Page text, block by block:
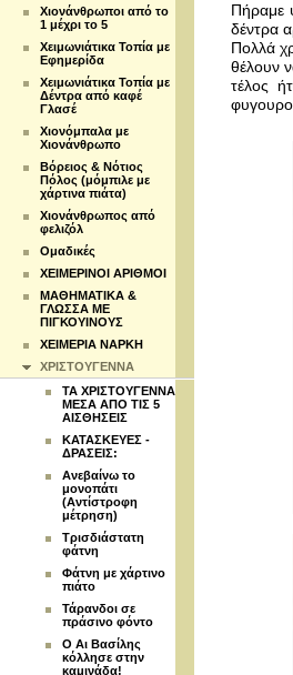
Πήραμε
δέντρα
Πολλά
θέλουν
τέλος
Χιονάνθρωποι από το
1 μέχρι το 5
Χειμωνιάτικα Τοπία με
Εφημερίδα
Χειμωνιάτικα Τοπία με
Δέντρα από καφέ
Γλασέ
Χιονόμπαλα με
Χιονάνθρωπο
Βόρειος & Νότιος
Πόλος (μόμπιλε με
χάρτινα πιάτα)
Χιονάνθρωπος από
φελιζόλ
Ομαδικές
ΧΕΙΜΕΡΙΝΟΙ ΑΡΙΘΜΟΙ
ΜΑΘΗΜΑΤΙΚΑ &
ΓΛΩΣΣΑ ΜΕ
ΠΙΓΚΟΥΙΝΟΥΣ
ΧΕΙΜΕΡΙΑ ΝΑΡΚΗ
ΧΡΙΣΤΟΥΓΕΝΝΑ
ΤΑ ΧΡΙΣΤΟΥΓΕΝΝΑ
ΜΕΣΑ ΑΠΟ ΤΙΣ 5
ΑΙΣΘΗΣΕΙΣ
ΚΑΤΑΣΚΕΥΕΣ -
ΔΡΑΣΕΙΣ:
Ανεβαίνω το
μονοπάτι
(Αντίστροφη
μέτρηση)
Τρισδιάστατη
φάτνη
Φάτνη με χάρτινο
πιάτο
Τάρανδοι σε
πράσινο φόντο
Ο Αι Βασίλης
κόλλησε στην
καμινάδα!